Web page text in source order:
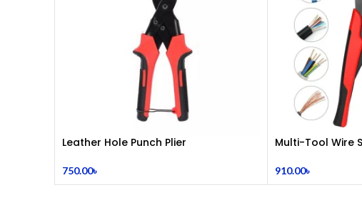
Leather Hole Punch Plier
750.00৳
Multi-Tool Wire
910.00৳